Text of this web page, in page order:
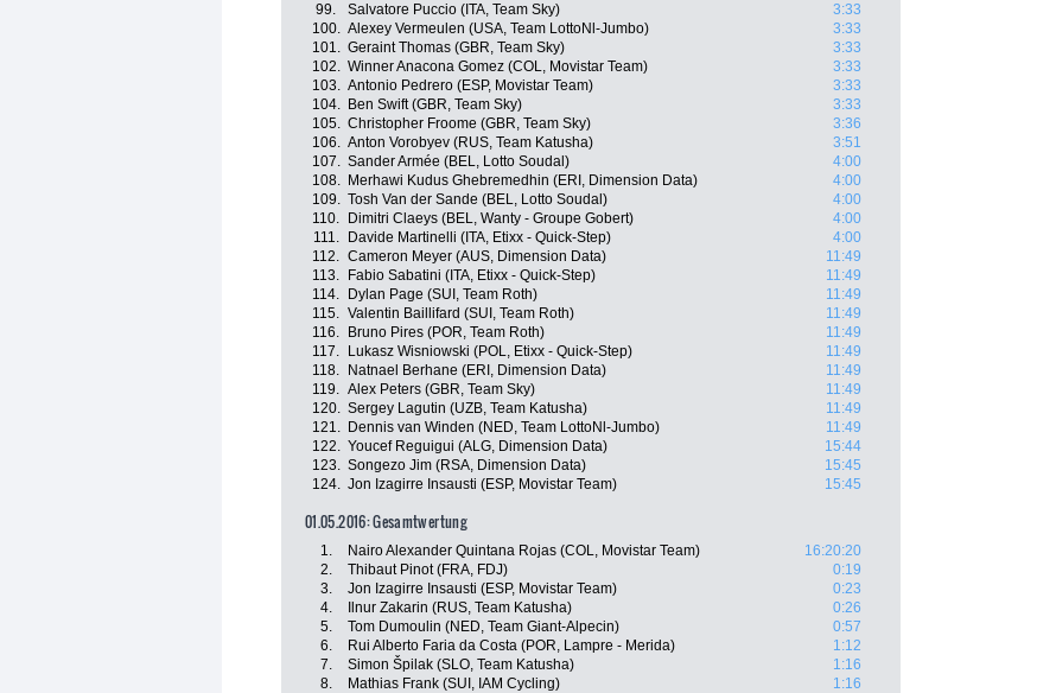
99.
Salvatore Puccio (ITA, Team Sky)
3:33
100. Alexey Vermeulen (USA, Team LottoNl-Jumbo)
3:33
101. Geraint Thomas (GBR, Team Sky)
3:33
102. Winner Anacona Gomez (COL, Movistar Team)
3:33
103. Antonio Pedrero (ESP, Movistar Team)
3:33
104.
Ben Swift (GBR, Team Sky)
3:33
105. Christopher Froome (GBR, Team Sky)
3:36
106. Anton Vorobyev (RUS, Team Katusha)
3:51
107. Sander Armée (BEL, Lotto Soudal)
4:00
108.
Merhawi Kudus Ghebremedhin (ERI, Dimension Data)
4:00
109. Tosh Van der Sande (BEL, Lotto Soudal)
4:00
110.
Dimitri Claeys (BEL, Wanty - Groupe Gobert)
4:00
111.
Davide Martinelli (ITA, Etixx - Quick-Step)
4:00
112. Cameron Meyer (AUS, Dimension Data)
11:49
113.
Fabio Sabatini (ITA, Etixx - Quick-Step)
11:49
114.
Dylan Page (SUI, Team Roth)
11:49
115. Valentin Baillifard (SUI, Team Roth)
11:49
116.
Bruno Pires (POR, Team Roth)
11:49
117.
Lukasz Wisniowski (POL, Etixx - Quick-Step)
11:49
118.
Natnael Berhane (ERI, Dimension Data)
11:49
119. Alex Peters (GBR, Team Sky)
11:49
120. Sergey Lagutin (UZB, Team Katusha)
11:49
121.
Dennis van Winden (NED, Team LottoNl-Jumbo)
11:49
122. Youcef Reguigui (ALG, Dimension Data)
15:44
123. Songezo Jim (RSA, Dimension Data)
15:45
124. Jon Izagirre Insausti (ESP, Movistar Team) 15:45
01.05.2016: Gesamtwertung
1. Nairo Alexander Quintana Rojas (COL, Movistar Team)
16:20:20
2.
Thibaut Pinot (FRA, FDJ)
0:19
3.
Jon Izagirre Insausti (ESP, Movistar Team)
0:23
4.
Ilnur Zakarin (RUS, Team Katusha)
0:26
5.
Tom Dumoulin (NED, Team Giant-Alpecin)
0:57
6.
Rui Alberto Faria da Costa (POR, Lampre - Merida)
1:12
7.
Simon Špilak (SLO, Team Katusha)
1:16
8.
Mathias Frank (SUI, IAM Cycling)
1:16